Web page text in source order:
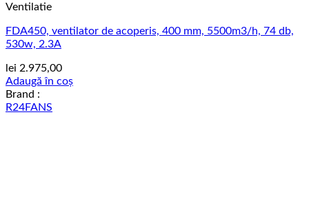
Ventilatie
FDA450, ventilator de acoperis, 400 mm, 5500m3/h, 74 db,
530w, 2.3A
lei 2.975,00
Adaugă în coș
Brand :
R24FANS